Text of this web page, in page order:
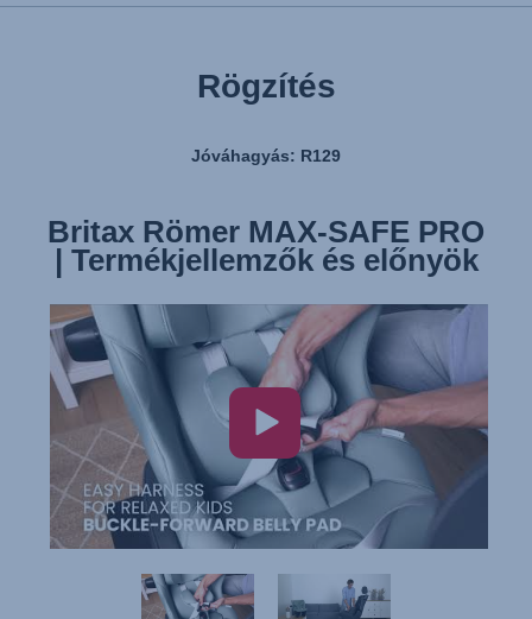
Rögzítés
Jóváhagyás: R129
Britax Römer MAX-SAFE PRO
| Termékjellemzők és előnyök
Britax Römer MAX-SAFE PRO
| Rögzítés